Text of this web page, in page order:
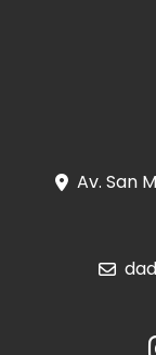
Av. San